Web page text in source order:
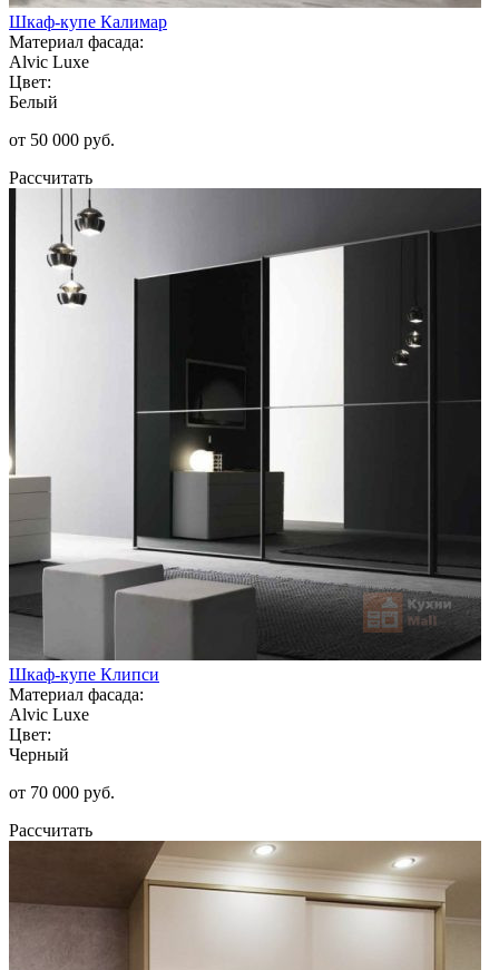
Шкаф-купе Калимар
Материал фасада:
Alvic Luxe
Цвет:
Белый
от 50 000 руб.
Рассчитать
Шкаф-купе Клипси
Материал фасада:
Alvic Luxe
Цвет:
Черный
от 70 000 руб.
Рассчитать